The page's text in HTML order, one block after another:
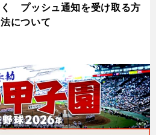
く プッシュ通知を受け取る方
法について